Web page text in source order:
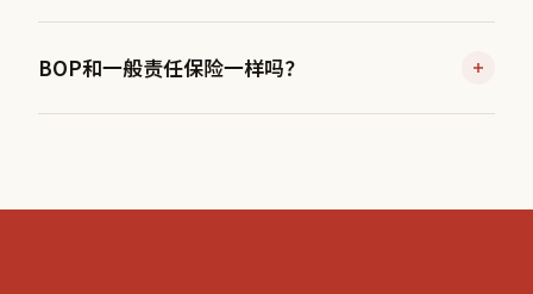
宜15–25%。
价格取决于行业、地点、财产价值、收入和员工数量。居
络安全保险（超出基本附加）、酒类责任或就业实践责
任。
BOP和一般责任保险一样吗？